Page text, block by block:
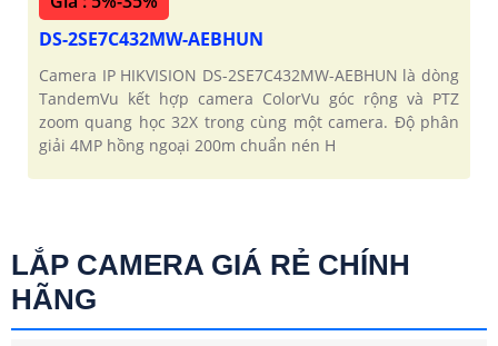
DS-2SE7C432MW-AEBHUN
Camera IP HIKVISION DS-2SE7C432MW-AEBHUN là dòng
TandemVu kết hợp camera ColorVu góc rộng và PTZ
zoom quang học 32X trong cùng một camera. Độ phân
giải 4MP hồng ngoại 200m chuẩn nén H
LẮP CAMERA GIÁ RẺ CHÍNH
HÃNG